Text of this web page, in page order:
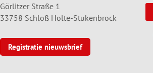
Görlitzer Straße 1
33758 Schloß Holte-Stukenbrock
Registratie nieuwsbrief